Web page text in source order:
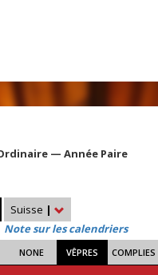
— Année Paire
Suisse |
Note sur les calendriers
NONE VÊPRES COMPLIES